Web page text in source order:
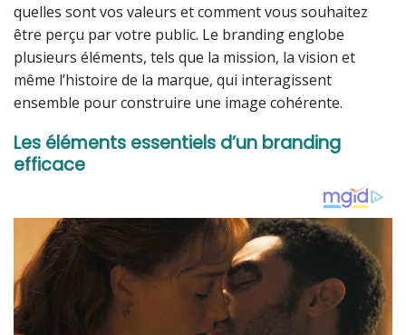
quelles sont vos valeurs et comment vous souhaitez
être perçu par votre public. Le branding englobe
plusieurs éléments, tels que la mission, la vision et
même l’histoire de la marque, qui interagissent
ensemble pour construire une image cohérente.
Les éléments essentiels d’un branding
efficace